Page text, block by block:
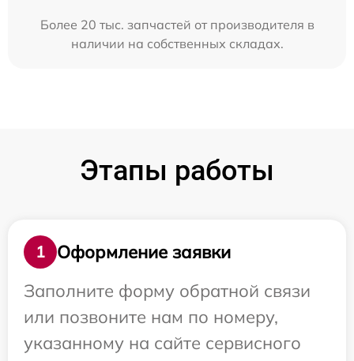
Более 20 тыс. запчастей от производителя в
наличии на собственных складах.
Этапы работы
1
Оформление заявки
Заполните форму обратной связи
или позвоните нам по номеру,
указанному на сайте сервисного